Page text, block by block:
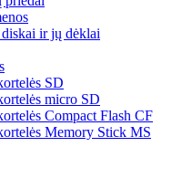
ir jų dėklai
SD
micro SD
Compact Flash CF
Memory Stick MS